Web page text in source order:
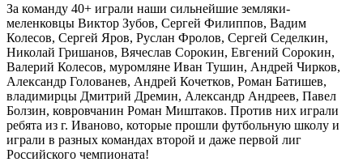
За команду 40+ играли наши сильнейшие земляки-
меленковцы Виктор Зубов, Сергей Филиппов, Вадим
Колесов, Сергей Яров, Руслан Фролов, Сергей Седелкин,
Николай Гришанов, Вячеслав Сорокин, Евгений Сорокин,
Валерий Колесов, муромляне Иван Тушин, Андрей Чирков,
Александр Голованев, Андрей Кочетков, Роман Батишев,
владимирцы Дмитрий Дремин, Александр Андреев, Павел
Болзин, ковровчанин Роман Миштаков. Против них играли
ребята из г. Иваново, которые прошли футбольную школу и
играли в разных командах второй и даже первой лиг
Российского чемпионата!